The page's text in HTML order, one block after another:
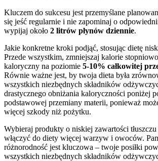
Kluczem do sukcesu jest przemyślane
się jeść regularnie i nie zapominaj o
wypijaj około 2 litrów płynów dziennie.
Jakie konkretne kroki podjąć, stosując dietę
Przede wszystkim, zmniejszaj kalorie
kaloryczny na poziomie 5-10% całkowitej
Równie ważne jest, by twoja dieta była
wszystkich niezbędnych składników
drastycznego obniżania kaloryczności poniżej
podstawowej przemiany materii, ponieważ
więcej szkody niż pożytku.
Wybieraj produkty o niskiej zawartości tłuszczu
włączyć do diety więcej warzyw i owoców.
różnorodność jest kluczowa – twoje posiłki
wszystkich niezbędnych składników